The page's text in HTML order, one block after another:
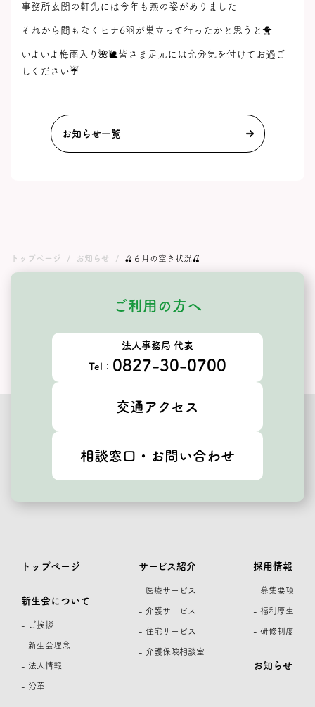
事務所玄関の軒先には今年も燕の姿がありました
それから間もなくヒナ6羽が巣立って行ったかと思うと🐥
いよいよ梅雨入り🌺🐌皆さま足元には充分気を付けてお過ご
しください☔
お知らせ一覧
トップページ お知らせ 🍒６月の空き状況🍒
ご利用の方へ
法人事務局 代表
Tel： 0827-30-0700
交通アクセス
相談窓口・お問い合わせ
トップページ
新生会について
- ご挨拶
- 新生会理念
- 法人情報
- 沿革
サービス紹介
- 医療サービス
- 介護サービス
- 住宅サービス
- 介護保険相談室
採用情報
- 募集要項
- 福利厚生
- 研修制度
お知らせ